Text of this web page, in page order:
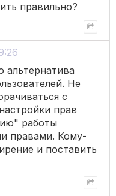
правильно?
альтернатива
Не
с
прав
работы
правами. Кому-
и поставить